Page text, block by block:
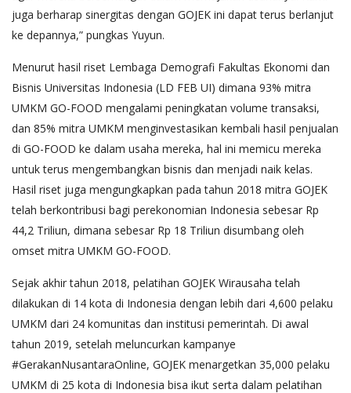
juga berharap sinergitas dengan GOJEK ini dapat terus berlanjut
ke depannya,” pungkas Yuyun.
Menurut hasil riset Lembaga Demografi Fakultas Ekonomi dan
Bisnis Universitas Indonesia (LD FEB UI) dimana 93% mitra
UMKM GO-FOOD mengalami peningkatan volume transaksi,
dan 85% mitra UMKM menginvestasikan kembali hasil penjualan
di GO-FOOD ke dalam usaha mereka, hal ini memicu mereka
untuk terus mengembangkan bisnis dan menjadi naik kelas.
Hasil riset juga mengungkapkan pada tahun 2018 mitra GOJEK
telah berkontribusi bagi perekonomian Indonesia sebesar Rp
44,2 Triliun, dimana sebesar Rp 18 Triliun disumbang oleh
omset mitra UMKM GO-FOOD.
Sejak akhir tahun 2018, pelatihan GOJEK Wirausaha telah
dilakukan di 14 kota di Indonesia dengan lebih dari 4,600 pelaku
UMKM dari 24 komunitas dan institusi pemerintah. Di awal
tahun 2019, setelah meluncurkan kampanye
#GerakanNusantaraOnline, GOJEK menargetkan 35,000 pelaku
UMKM di 25 kota di Indonesia bisa ikut serta dalam pelatihan